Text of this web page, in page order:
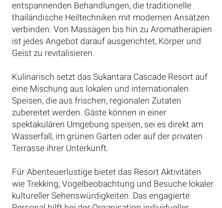
entspannenden Behandlungen, die traditionelle
thailändische Heiltechniken mit modernen Ansätzen
verbinden. Von Massagen bis hin zu Aromatherapien
ist jedes Angebot darauf ausgerichtet, Körper und
Geist zu revitalisieren.
Kulinarisch setzt das Sukantara Cascade Resort auf
eine Mischung aus lokalen und internationalen
Speisen, die aus frischen, regionalen Zutaten
zubereitet werden. Gäste können in einer
spektakulären Umgebung speisen, sei es direkt am
Wasserfall, im grünen Garten oder auf der privaten
Terrasse ihrer Unterkunft.
Für Abenteuerlustige bietet das Resort Aktivitäten
wie Trekking, Vogelbeobachtung und Besuche lokaler
kultureller Sehenswürdigkeiten. Das engagierte